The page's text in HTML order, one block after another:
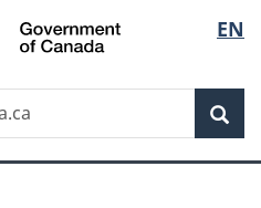
Passer
au
principal
Passer
à
Au
du
Passer
à
version
simplifiée
de
la
EN